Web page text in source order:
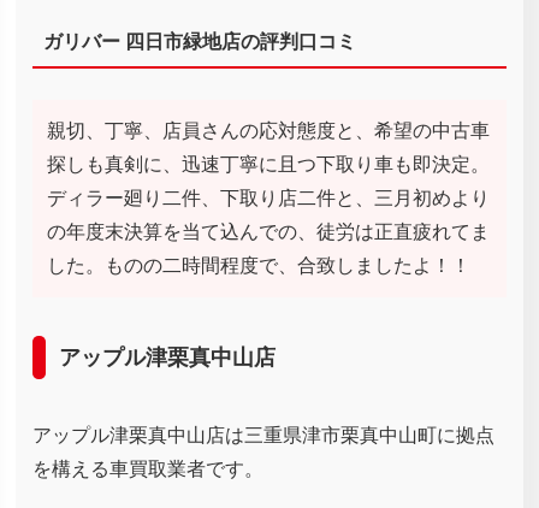
ガリバー 四日市緑地店の評判口コミ
親切、丁寧、店員さんの応対態度と、希望の中古車
探しも真剣に、迅速丁寧に且つ下取り車も即決定。
ディラー廻り二件、下取り店二件と、三月初めより
の年度末決算を当て込んでの、徒労は正直疲れてま
した。ものの二時間程度で、合致しましたよ！！
アップル津栗真中山店
アップル津栗真中山店は三重県津市栗真中山町に拠点
を構える車買取業者です。